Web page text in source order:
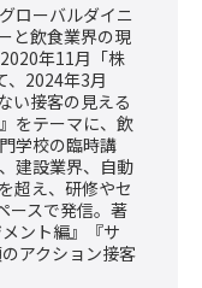
ローバルダイニ
と飲食業界の現
年11月「株
、2024年3月
い接客の見える
をテーマに、飲
学校の臨時講
建設業界、自動
超え、研修やセ
ースで発信。著
ント編』『サ
アクション接客